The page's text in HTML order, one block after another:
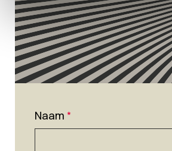
Naam *